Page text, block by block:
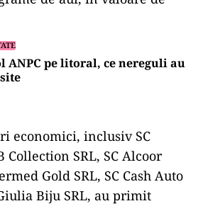
ANPC pe litoral, ce nereguli au
economici, inclusiv SC
Collection SRL, SC Alcoor
Gold SRL, SC Cash Auto
Biju SRL, au primit